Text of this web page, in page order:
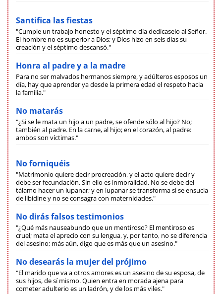
Santifica las fiestas
"Cumple un trabajo honesto y el séptimo día dedícaselo al Señor.
El hombre no es superior a Dios; y Dios hizo en seis días su
creación y el séptimo descansó."
Honra al padre y a la madre
Para no ser malvados hermanos siempre, y adúlteros esposos un
día, hay que aprender ya desde la primera edad el respeto hacia
la familia."
No matarás
"¿Si se le mata un hijo a un padre, se ofende sólo al hijo? No;
también al padre. En la carne, al hijo; en el corazón, al padre:
ambos son víctimas."
No forniquéis
"Matrimonio quiere decir procreación, y el acto quiere decir y
debe ser fecundación. Sin ello es inmoralidad. No se debe del
tálamo hacer un lupanar; y en lupanar se transforma si se ensucia
de libídine y no se consagra con maternidades."
No dirás falsos testimonios
"¿Qué más nauseabundo que un mentiroso? El mentiroso es
cruel; mata el aprecio con su lengua, y, por tanto, no se diferencia
del asesino; más aún, digo que es más que un asesino."
No desearás la mujer del prójimo
"El marido que va a otros amores es un asesino de su esposa, de
sus hijos, de sí mismo. Quien entra en morada ajena para
cometer adulterio es un ladrón, y de los más viles."